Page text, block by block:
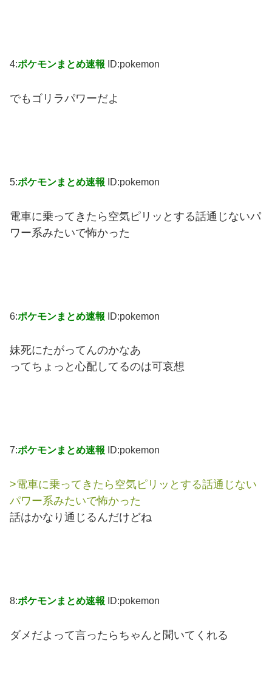
4:ポケモンまとめ速報 ID:pokemon
でもゴリラパワーだよ
5:ポケモンまとめ速報 ID:pokemon
電車に乗ってきたら空気ピリッとする話通じないパ
ワー系みたいで怖かった
6:ポケモンまとめ速報 ID:pokemon
妹死にたがってんのかなあ
ってちょっと心配してるのは可哀想
7:ポケモンまとめ速報 ID:pokemon
>電車に乗ってきたら空気ピリッとする話通じない
パワー系みたいで怖かった
話はかなり通じるんだけどね
8:ポケモンまとめ速報 ID:pokemon
ダメだよって言ったらちゃんと聞いてくれる